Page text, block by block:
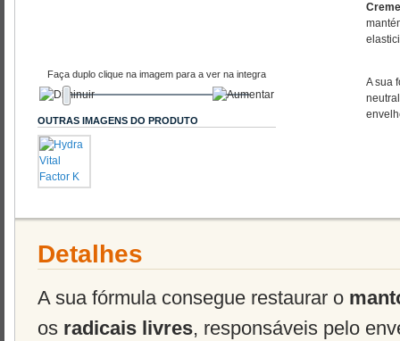
A sua
Faça duplo clique na imagem para a ver na integra
OUTRAS IMAGENS DO PRODUTO
Detalhes
A sua fórmula consegue restaurar o
os radicais livres, responsáveis pelo